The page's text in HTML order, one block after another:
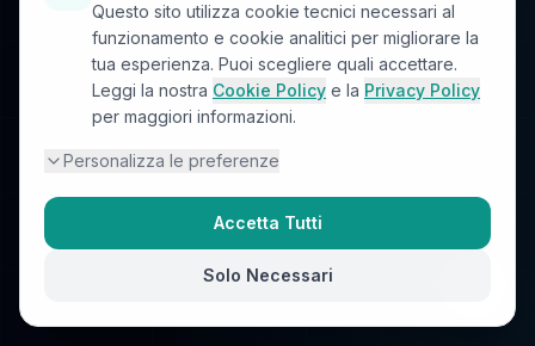
Questo sito utilizza cookie tecnici necessari al
funzionamento e cookie analitici per migliorare la
tua esperienza. Puoi scegliere quali accettare.
Leggi la nostra Cookie Policy e la Privacy Policy
per maggiori informazioni.
Personalizza le preferenze
Accetta Tutti
Solo Necessari